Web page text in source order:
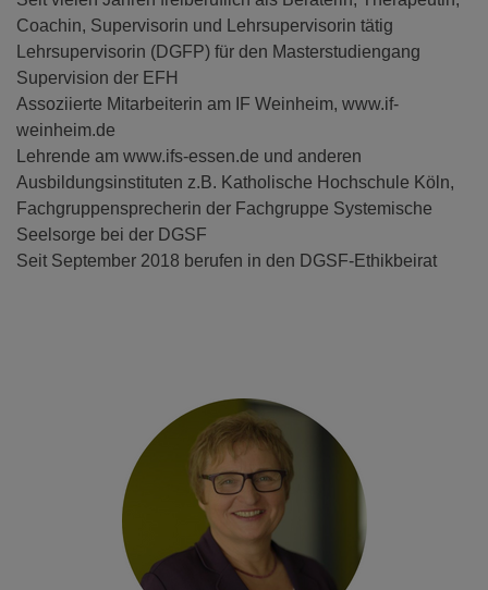
Coachin, Supervisorin und Lehrsupervisorin tätig
Lehrsupervisorin (DGFP) für den Masterstudiengang
Supervision der EFH
Assoziierte Mitarbeiterin am IF Weinheim, www.if-
weinheim.de
Lehrende am www.ifs-essen.de und anderen
Ausbildungsinstituten z.B. Katholische Hochschule Köln,
Fachgruppensprecherin der Fachgruppe Systemische
Seelsorge bei der DGSF
Seit September 2018 berufen in den DGSF-Ethikbeirat